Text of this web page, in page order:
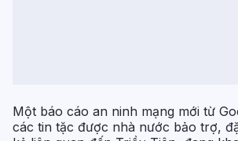
Một báo cáo an ninh mạng mới từ
các tin tặc được nhà nước bảo trợ,